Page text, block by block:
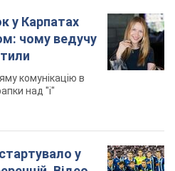
у Карпатах
чому ведучу
комунікацію в
над "і"
у